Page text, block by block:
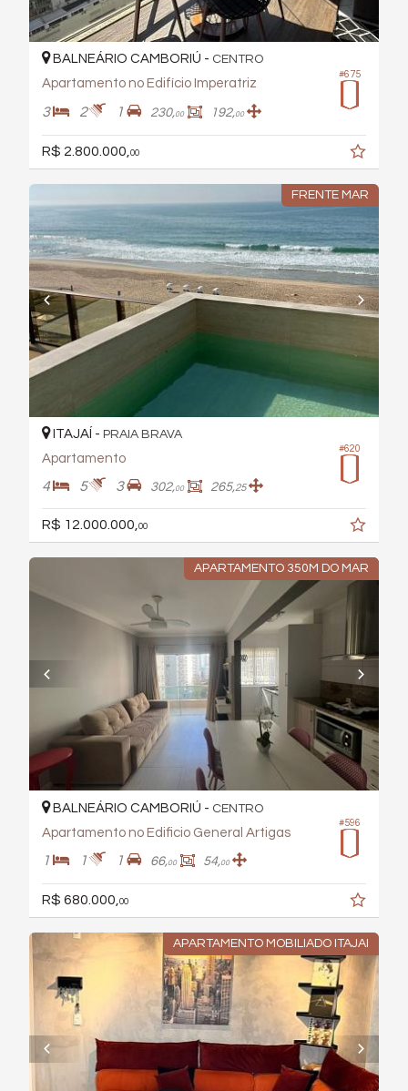
#675
BALNEÁRIO CAMBORIÚ - CENTRO
Apartamento no Edifício Imperatriz
3 2 1 230,00 192,00
R$ 2.800.000, 00
FRENTE MAR
#620
ITAJAÍ - PRAIA BRAVA
Apartamento
4 5 3 302,00 265,25
R$ 12.000.000, 00
APARTAMENTO 350M DO MAR
#596
BALNEÁRIO CAMBORIÚ - CENTRO
Apartamento no Edificio General Artigas
1 1 1 66,00 54,00
R$ 680.000, 00
APARTAMENTO MOBILIADO ITAJAI